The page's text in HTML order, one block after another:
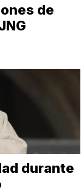
de
durante